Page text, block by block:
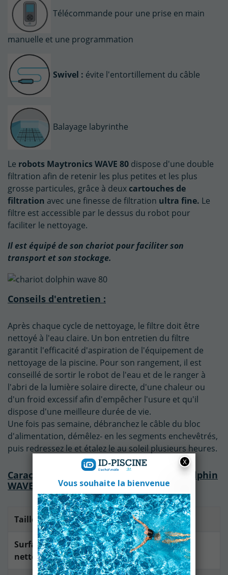
Télécommande pour une prise en main
manuelle et une programmation
Swivel : évite l'entortillement du câble
Balayage labyrinthe
Le robots Maytronics WAVE 80 dispose d'une double
filtration afin de retenir les plus petites et les plus
grosse particules, grâce à deux cartouches de
filtration avec une finesse de filtration ultra fine. Le
filtre est accessible par le dessus du robot pour
faciliter le nettoyage.
Il est équipé de son chariot pour faciliter son
transport et son stockage.
Conseils d'entretien :
Après chaque cycle de nettoyage, le filtre doit être
nettoyé à l'eau claire. Un bon entretien du filtre
garantit l'efficacité d'aspiration de l'équipement de
nettoyage de la piscine. Pour son rangement, il est
conseillé de sortir le robot de l'eau et de le ranger à
l'abri de la lumière solaire directe, d'une chaleur ou
d'un froid excessif afin d'empêcher l'usure et qu'il
dispose d'une meilleure durée de vie.
Une fois pas semaine, débranchez le câble du bloc
d'alimentation, démêlez- en les segments enchevêtrés,
puis redressez le et étalez le au soleil plusieurs heures.
Caractéristiques techniques du robot Dolphin
WAVE 80 Maytronics :
Taille de bassin Jusqu'à18 mètresde long
Surfaces
nettoyées
Fond, parois et ligne d'eau